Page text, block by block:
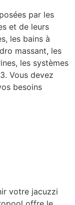
par les
et de leurs
les bains à
massant, les
les systèmes
Vous devez
besoins
votre jacuzzi